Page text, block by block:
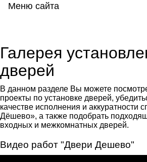
Меню сайта
Галерея
дверей
В данном разделе Вы можете
проекты по установке дверей,
качестве исполнения и аккуратности
Дёшево», а также подобрать
входных и межкомнатных дверей.
Видео работ "Двери Дешево"